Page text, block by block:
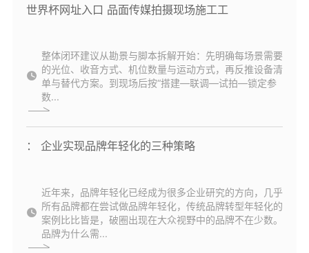
世界杯网址入口 品面传媒拍摄现场施工工
整体闭环建议从勘景与脚本拆解开始：先明确每场景需要
的光位、收音方式、机位数量与运动方式，再反推设备清
单与替代方案。到现场后按“搭建—联调—试拍—锁定参
数...
： 企业实现品牌年轻化的三种策略
近年来，品牌年轻化已经成为很多企业研究的方向，几乎
所有品牌都在尝试做品牌年轻化，传统品牌转型年轻化的
案例比比皆是，破圈出现在大众视野中的品牌不在少数。
品牌为什么需...